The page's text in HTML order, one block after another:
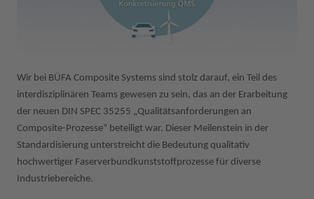
Wir bei BÜFA Composite Systems sind stolz darauf, ein Teil des
interdisziplinären Teams gewesen zu sein, das an der Erarbeitung
der neuen DIN SPEC 35255 „Qualitätsanforderungen an
Composite-Prozesse“ beteiligt war. Dieser Meilenstein in der
Standardisierung unterstreicht die Bedeutung qualitativ
hochwertiger Faserverbundkunststoffprozesse für diverse
Industriebereiche.